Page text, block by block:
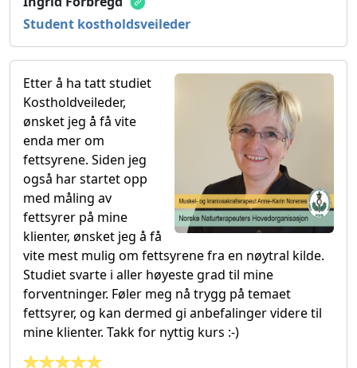
Student kostholdsveileder
Etter å ha tatt studiet
Kostholdveileder,
ønsket jeg å få vite
enda mer om
fettsyrene. Siden jeg
også har startet opp
med måling av
fettsyrer på mine
klienter, ønsket jeg å få
vite mest mulig om fettsyrene fra en nøytral kilde.
Studiet svarte i aller høyeste grad til mine
forventninger. Føler meg nå trygg på temaet
fettsyrer, og kan dermed gi anbefalinger videre til
mine klienter. Takk for nyttig kurs :-)